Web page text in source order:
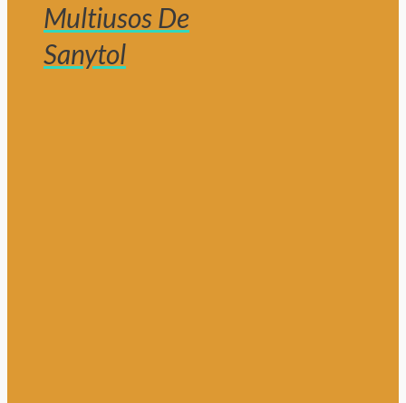
Multiusos De
Sanytol